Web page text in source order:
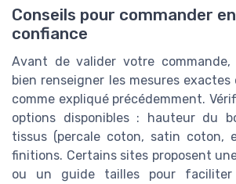
Conseils pour commander
confiance
Avant de valider votre commande,
bien renseigner les mesures
comme expliqué précédemment.
options disponibles : hauteur du
tissus (percale coton, satin coton,
finitions. Certains sites proposent
ou un guide tailles pour faciliter